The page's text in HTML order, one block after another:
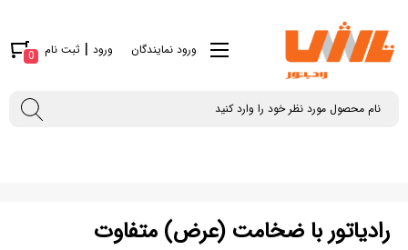
ورود نمایندگان ورود | ثبت نام 0
رادیاتور با ضخامت (عرض) متفاوت